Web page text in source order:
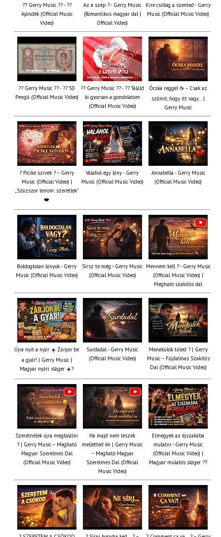
?? Gerry Music ?? - ??
Ajándék (Official Music
Video)
Az a szép ? - Gerry Music
(Romantikus magyar dal |
Official Video)
Kire csillog a szemed - Gerry
Music (Official Music Video)
?? Gerry Music ?? - ?? 50
Pengő (Official Music Video)
?? Gerry Music ?? - ?? Találd
ki gyorsan a gondolatom
(Official Music Video)
Ócska reggel ☕ – Csak az
számít, hogy itt vagy… |
Gerry Music
? Picike szívek ? – Gerry
Music (Official Video) |
„Százszor leírom: szeretlek”
❤️
Valahol egy lány - Gerry
Music (Official Music Video)
Annabella - Gerry Music
(Official Music Video)
Boldogtalan lányok - Gerry
Music (Official Music Video)
Sírsz te még - Gerry Music
(Official Music Video)
Mennem kell ? - Gerry Music
(Official Music Video) |
Megható szakítós dal
Újra nyit a nyár ☀️ Zárjon be
a gyár! | Gerry Music |
Magyar nyári sláger ☀️?
Surdadal - Gerry Music
(Official Music Video)
Menekülök tőled ? | Gerry
Music – Fájdalmas Szakítás
Dal (Official Music Video)
Szeretnélek újra megtalálni
? | Gerry Music – Megható
Magyar Szerelmes Dal
(Official Music Video)
Ha majd nem leszek
melletted én | Gerry Music
– Megható Magyar
Szerelmes Dal (Official
Music Video)
Elmegyek az éjszakába
mulatni - Gerry Music
(Official Music Video) |
Magyar mulatós sláger ??